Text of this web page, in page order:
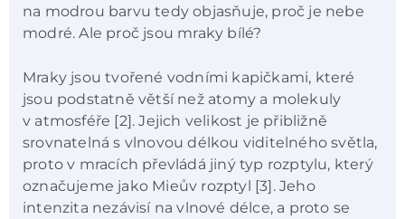
na modrou barvu tedy objasňuje, proč je nebe
modré. Ale proč jsou mraky bílé?
Mraky jsou tvořené vodními kapičkami, které
jsou podstatně větší než atomy a molekuly
v atmosféře [2]. Jejich velikost je přibližně
srovnatelná s vlnovou délkou viditelného světla,
proto v mracích převládá jiný typ rozptylu, který
označujeme jako Mieův rozptyl [3]. Jeho
intenzita nezávisí na vlnové délce, a proto se